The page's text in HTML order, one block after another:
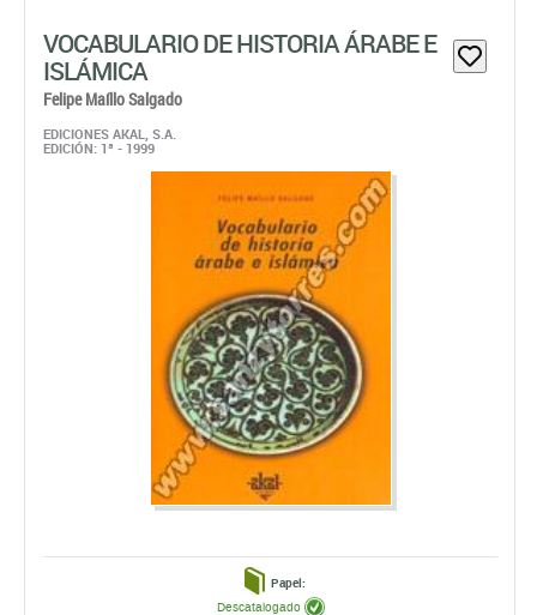
VOCABULARIO DE HISTORIA ÁRABE E
ISLÁMICA
Felipe Maíllo Salgado
EDICIONES AKAL, S.A.
EDICIÓN: 1ª - 1999
Papel:
Descatalogado